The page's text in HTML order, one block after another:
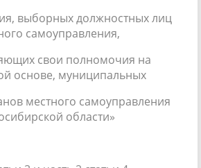
выборных должностных лиц
самоуправления,
свои полномочия на
основе, муниципальных
местного самоуправления
области»